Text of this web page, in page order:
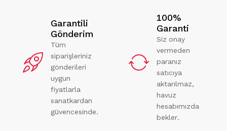
Garantili
Gönderim
Tüm
siparişleriniz
gönderileri
uygun
fiyatlarla
sanatkardan
güvencesinde.
100%
Garanti
Siz onay
vermeden
paranız
satıcıya
aktarılmaz,
havuz
hesabımızda
bekler.